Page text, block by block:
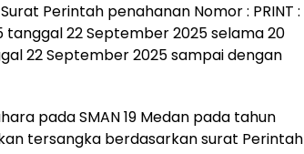
Perintah penahanan Nomor : PRINT :
tanggal 22 September 2025 selama 20
22 September 2025 sampai dengan
pada SMAN 19 Medan pada tahun
tersangka berdasarkan surat Perintah